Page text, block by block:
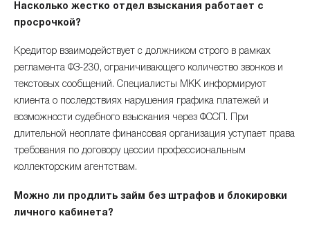
Насколько жестко отдел взыскания работает с
просрочкой?
Кредитор взаимодействует с должником строго в рамках
регламента ФЗ-230, ограничивающего количество звонков и
текстовых сообщений. Специалисты МКК информируют
клиента о последствиях нарушения графика платежей и
возможности судебного взыскания через ФССП. При
длительной неоплате финансовая организация уступает права
требования по договору цессии профессиональным
коллекторским агентствам.
Можно ли продлить займ без штрафов и блокировки
личного кабинета?